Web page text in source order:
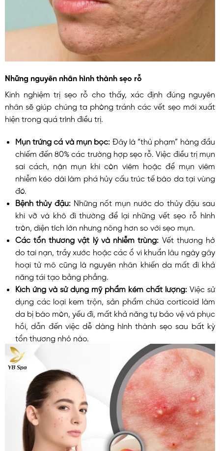
Những nguyên nhân hình thành sẹo rỗ
Kinh nghiệm trị sẹo rỗ cho thấy, xác định đúng nguyên
nhân sẽ giúp chúng ta phòng tránh các vết sẹo mới xuất
hiện trong quá trình điều trị.
Mụn trứng cá và mụn bọc: Đây là “thủ phạm” hàng đầu
chiếm đến 80% các trường hợp sẹo rỗ. Việc điều trị mụn
sai cách, nặn mụn khi còn viêm hoặc để mụn viêm
nhiễm kéo dài làm phá hủy cấu trúc tế bào da tại vùng
đó.
Bệnh thủy đậu: Những nốt mụn nước do thủy đậu sau
khi vỡ và khô đi thường để lại những vết sẹo rỗ hình
tròn, diện tích lớn nhưng nông hơn so với sẹo mụn.
Các tổn thương vật lý và nhiễm trùng: Vết thương hở
do tai nạn, trầy xước hoặc các ổ vi khuẩn lâu ngày gây
hoại tử mô cũng là nguyên nhân khiến da mất đi khả
năng tái tạo bằng phẳng.
Kích ứng và sử dụng mỹ phẩm kém chất lượng: Việc sử
dụng các loại kem trộn, sản phẩm chứa corticoid làm
da bị bào mòn, yếu đi, mất khả năng tự bảo vệ và phục
hồi, dẫn đến việc dễ dàng hình thành sẹo sau bất kỳ
tổn thương nhỏ nào.